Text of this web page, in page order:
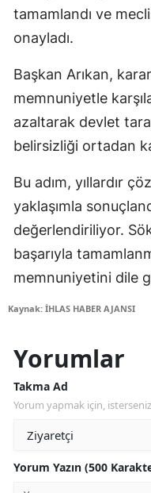
tamamlandı ve
onayladı.
Başkan Arıkan,
memnuniyetle
azaltarak devlet
belirsizliği ortadan
Bu adım, yıllardır
yaklaşımla
değerlendiriliyor.
başarıyla
memnuniyetini dile
Kaynak: İHLAS HABER AJANSI
Yorumlar
Takma Ad
Yorum yapmak için, isterseniz
Yorum Yazın (500